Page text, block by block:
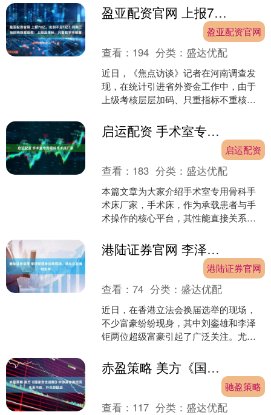
成自己的要....
盈亚配资官网 上报78亿，实到不足1亿！河南三地招商数据造假：上级压指标，只看数字不核查
盈亚配资官网
查看： 194 分类： 盛达优配
近日，《焦点访谈》记者在河南调查发
现，在统计引进省外资金工作中，由于
上级考核层层加码、只重指标不重核
目、编造数据。 上报78亿实....
启运配资 手术室专用骨科手术床厂家
启运配资
查看： 183 分类： 盛达优配
本篇文章为大家介绍手术室专用骨科手
术床厂家，手术床，作为承载患者与手
术操作的核心平台，其性能直接关系到
介绍的是——华锡尔手术室....港陆证券官网 李泽钜现身选举现场，满头白发身材走样
港陆证券官网
查看：74 分类： 盛达优配
近日，在香港立法会换届选举的现场，
不少富豪纷纷现身，其中刘銮雄和李泽
钜两位超级富豪引起了广泛关注。尤其
年74岁的刘銮雄因健康.... 赤盈策略 美方《国家安全战略》中涉及中美经贸关系内容，外交部回应
驰盈策略
查看： 117 分类： 盛达优配